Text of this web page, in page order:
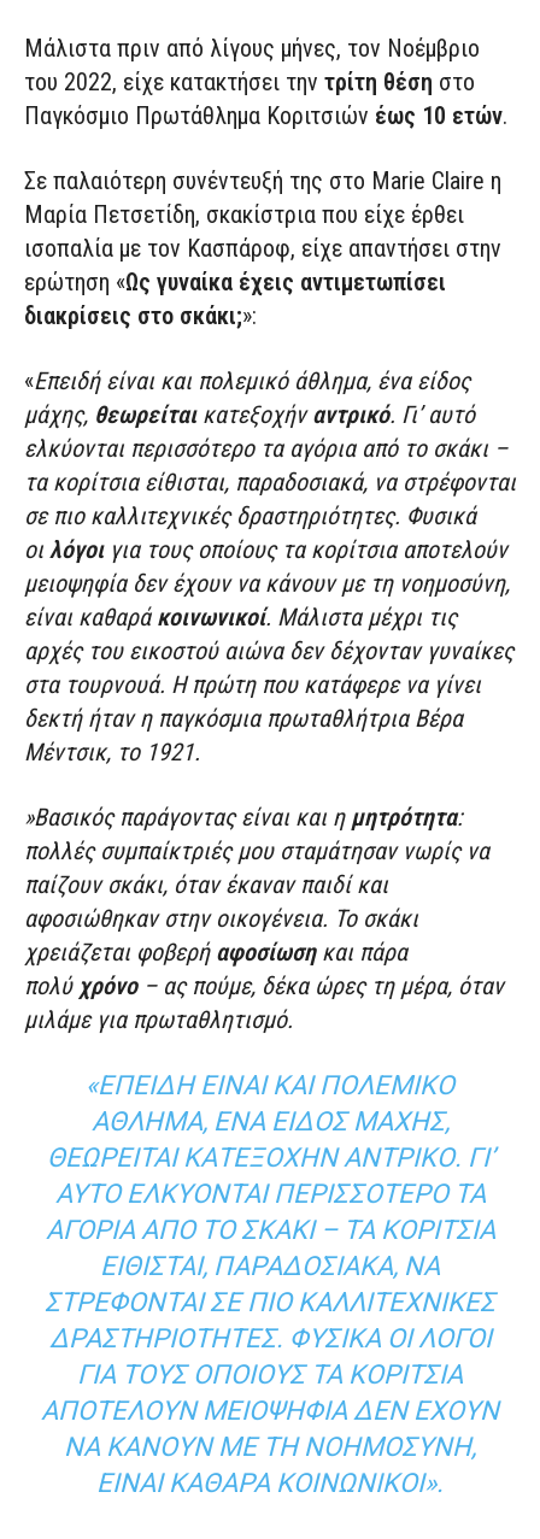
Μάλιστα πριν από λίγους μήνες, τον Νοέμβριο
του 2022, είχε κατακτήσει την τρίτη θέση στο
Παγκόσμιο Πρωτάθλημα Κοριτσιών έως 10 ετών.
Σε παλαιότερη συνέντευξή της στο Marie Claire η
Μαρία Πετσετίδη, σκακίστρια που είχε έρθει
ισοπαλία με τον Κασπάροφ, είχε απαντήσει στην
ερώτηση «Ως γυναίκα έχεις αντιμετωπίσει
διακρίσεις στο σκάκι;»:
«Επειδή είναι και πολεμικό άθλημα, ένα είδος
μάχης, θεωρείταικατεξοχήναντρικό. Γι’ αυτό
ελκύονται περισσότερο τα αγόρια από το σκάκι –
τα κορίτσια είθισται, παραδοσιακά, να στρέφονται
σε πιο καλλιτεχνικές δραστηριότητες. Φυσικά
οι λόγοιγια τους οποίους τα κορίτσια αποτελούν
μειοψηφία δεν έχουν να κάνουν με τη νοημοσύνη,
είναι καθαρά κοινωνικοί. Μάλιστα μέχρι τις
αρχές του εικοστού αιώνα δεν δέχονταν γυναίκες
στα τουρνουά. Η πρώτη που κατάφερε να γίνει
δεκτή ήταν η παγκόσμια πρωταθλήτρια Βέρα
Μέντσικ, το 1921.
»Βασικός παράγοντας είναι και η μητρότητα:
πολλές συμπαίκτριές μου σταμάτησαν νωρίς να
παίζουν σκάκι, όταν έκαναν παιδί και
αφοσιώθηκαν στην οικογένεια. Το σκάκι
χρειάζεται φοβερή αφοσίωσηκαι πάρα
πολύ χρόνο– ας πούμε, δέκα ώρες τη μέρα, όταν
μιλάμε για πρωταθλητισμό.
«ΕΠΕΙΔΉ ΕΊΝΑΙ ΚΑΙ ΠΟΛΕΜΙΚΌ
ΆΘΛΗΜΑ, ΈΝΑ ΕΊΔΟΣ ΜΆΧΗΣ,
ΘΕΩΡΕΊΤΑΙ ΚΑΤΕΞΟΧΉΝ ΑΝΤΡΙΚΌ. ΓΙ’
ΑΥΤΌ ΕΛΚΎΟΝΤΑΙ ΠΕΡΙΣΣΌΤΕΡΟ ΤΑ
ΑΓΌΡΙΑ ΑΠΌ ΤΟ ΣΚΆΚΙ – ΤΑ ΚΟΡΊΤΣΙΑ
ΕΊΘΙΣΤΑΙ, ΠΑΡΑΔΟΣΙΑΚΆ, ΝΑ
ΣΤΡΈΦΟΝΤΑΙ ΣΕ ΠΙΟ ΚΑΛΛΙΤΕΧΝΙΚΈΣ
ΔΡΑΣΤΗΡΙΌΤΗΤΕΣ. ΦΥΣΙΚΆ ΟΙ ΛΌΓΟΙ
ΓΙΑ ΤΟΥΣ ΟΠΟΊΟΥΣ ΤΑ ΚΟΡΊΤΣΙΑ
ΑΠΟΤΕΛΟΎΝ ΜΕΙΟΨΗΦΊΑ ΔΕΝ ΈΧΟΥΝ
ΝΑ ΚΆΝΟΥΝ ΜΕ ΤΗ ΝΟΗΜΟΣΎΝΗ,
ΕΊΝΑΙ ΚΑΘΑΡΆ ΚΟΙΝΩΝΙΚΟΊ».